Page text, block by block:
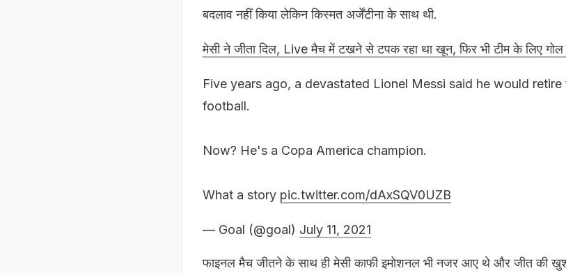
बदलाव नहीं किया लेकिन किस्मत अर्जेंटीना के साथ थी.
मेसी ने जीता दिल, Live मैच में टखने से टपक रहा था खून, फिर भी टीम के लिए गोल
Five years ago, a devastated Lionel Messi said he would
football.
Now? He's a Copa America champion.
What a story pic.twitter.com/dAxSQV0UZB
— Goal (@goal) July 11, 2021
फाइनल मैच जीतने के साथ ही मेसी काफी इमोशनल भी नजर आए थे और जीत की